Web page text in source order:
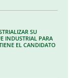
SU
INDUSTRIAL PARA
EL CANDIDATO